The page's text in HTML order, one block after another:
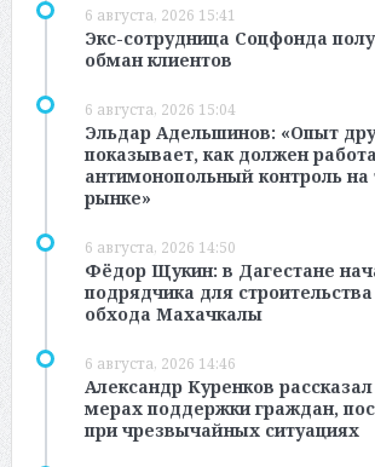
6 августа, 2026 15:41
Экс-сотрудница Соцфонда
обман клиентов
6 августа, 2026 15:04
Эльдар Адельшинов: «Опыт
показывает, как должен
антимонопольный контроль
рынке»
6 августа, 2026 14:50
Фёдор Щукин: в Дагестане
подрядчика для
обхода Махачкалы
6 августа, 2026 14:46
Александр Куренков
мерах поддержки граждан,
при чрезвычайных ситуациях